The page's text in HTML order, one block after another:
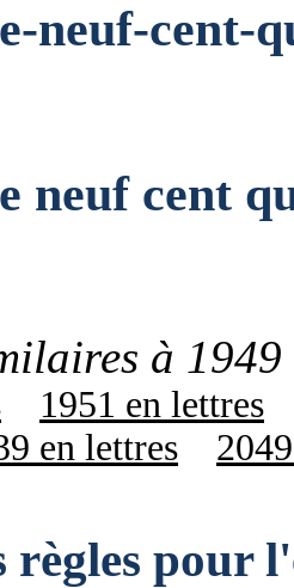
cent-
cent
à
1951 en lettres
en lettres
règles pour